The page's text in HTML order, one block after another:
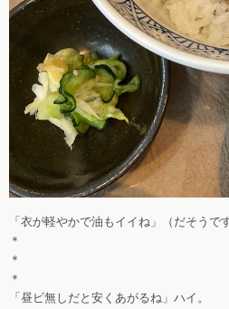
「衣が軽やかで油もイイね」（だそうです
＊
＊
＊
「昼ビ無しだと安くあがるね」ハイ。